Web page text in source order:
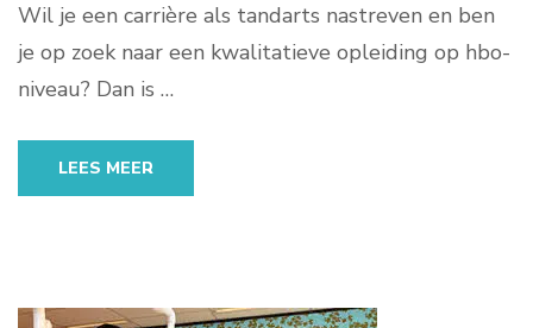
Wil je een carrière als tandarts nastreven en ben
je op zoek naar een kwalitatieve opleiding op hbo-
niveau? Dan is …
LEES MEER